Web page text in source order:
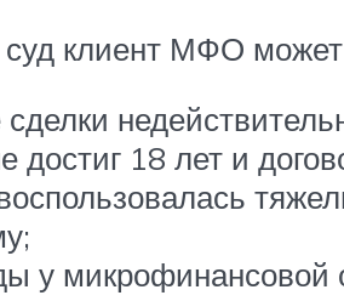
суд клиент МФО
сделки
достиг 18 лет и
у микрофинансовой